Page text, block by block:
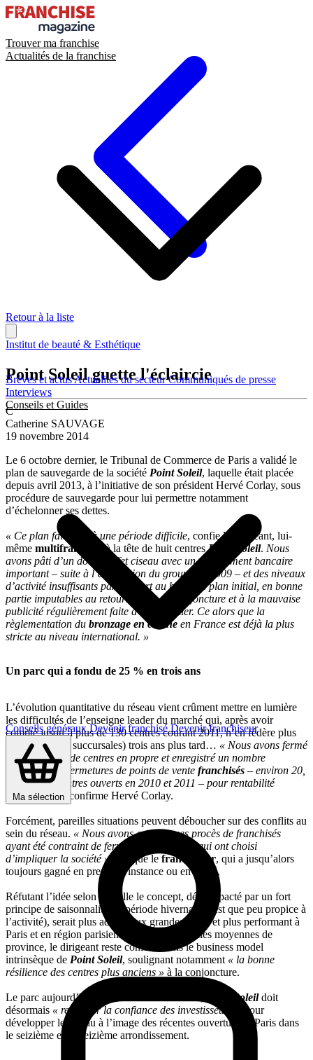
Trouver ma franchise
Actualités de la franchise
Brèves et actusActualités du secteurCommuniqués de presse
Interviews
Conseils et Guides
Conseils générauxDevenir franchiséDevenir franchiseur
Ma sélection
Retour à la liste
Institut de beauté & Esthétique
Point Soleil guette l'éclaircie
C
Catherine SAUVAGE
19 novembre 2014
Le 6 octobre dernier, le Tribunal de Commerce de Paris a validé le
plan de sauvegarde de la société Point Soleil, laquelle était placée
depuis avril 2013, à l’initiative de son président Hervé Corlay, sous
procédure de sauvegarde pour lui permettre notamment
d’échelonner ses dettes.
« Ce plan fait suite à une période difficile, confie le dirigeant, lui-
même multifranchisé à la tête de huit centresPoint Soleil. Nous
avons pâti d’un double effet ciseau avec un endettement bancaire
important – suite à l’acquisition du groupe en 2009 – et des niveaux
d’activité insuffisants par rapport au business plan initial, en bonne
partie imputables au retournement de conjoncture et à la mauvaise
publicité régulièrement faite à notre métier. Ce alors que la
règlementation du bronzage en cabine en France est déjà la plus
stricte au niveau international. »
Un parc qui a fondu de 25 % en trois ans
L’évolution quantitative du réseau vient crûment mettre en lumière
les difficultés de l’enseigne leader du marché qui, après avoir
compté jusqu’à plus de 130 centres courant 2011, n’en fédère plus
que 95 (dont 6 succursales) trois ans plus tard… « Nous avons fermé
une quinzaine de centres en propre et enregistré un nombre
significatif de fermetures de points de vente franchisés – environ 20,
surtout des centres ouverts en 2010 et 2011 – pour rentabilité
insuffisante », confirme Hervé Corlay.
Forcément, pareilles situations peuvent déboucher sur des conflits au
sein du réseau. « Nous avons eu quelques procès de franchisés
ayant été contraint de fermer leur affaire et qui ont choisi
d’impliquer la société » , indique le franchiseur, qui a jusqu’alors
toujours gagné en première instance ou en appel.
Réfutant l’idée selon laquelle le concept, déjà impacté par un fort
principe de saisonnalité (la période hivernale n’est que peu propice à
l’activité), serait plus adapté aux grandes villes et plus performant à
Paris et en région parisienne que dans les villes moyennes de
province, le dirigeant reste confiant dans le business model
intrinsèque de Point Soleil, soulignant notamment « la bonne
résilience des centres plus anciens » à la conjoncture.
Le parc aujourd’hui Point Soleildoit
désormais « regagner la confiance des investisseurs »
pour
développer le réseau à l’image des récentes ouvertures à Paris dans
le seizième et le treizième arrondissement.